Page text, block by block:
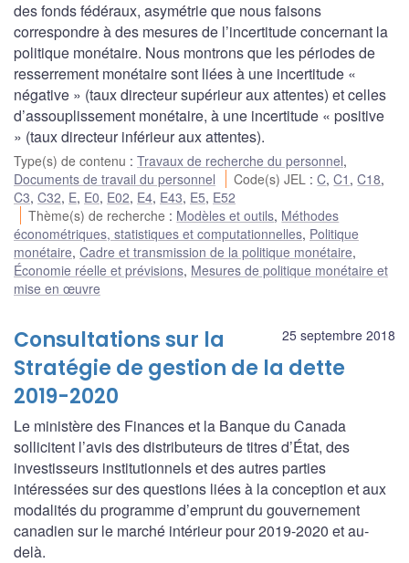
des fonds fédéraux, asymétrie que nous faisons
correspondre à des mesures de l’incertitude concernant la
politique monétaire. Nous montrons que les périodes de
resserrement monétaire sont liées à une incertitude «
négative » (taux directeur supérieur aux attentes) et celles
d’assouplissement monétaire, à une incertitude « positive
» (taux directeur inférieur aux attentes).
Type(s) de contenu : Travaux de recherche du personnel,
Documents de travail du personnel
Code(s) JEL :C,C1 ,C18,
C3, C32, E, E0, E02, E4, E43, E5, E52
Thème(s) de recherche : Modèles et outils, Méthodes
économétriques, statistiques et computationnelles, Politique
monétaire, Cadre et transmission de la politique monétaire,
Économie réelle et prévisions, Mesures de politique monétaire et
mise en œuvre
25 septembre 2018
Consultations sur la
Stratégie de gestion de la dette
2019-2020
Le ministère des Finances et la Banque du Canada
sollicitent l’avis des distributeurs de titres d’État, des
investisseurs institutionnels et des autres parties
intéressées sur des questions liées à la conception et aux
modalités du programme d’emprunt du gouvernement
canadien sur le marché intérieur pour 2019-2020 et au-
delà.